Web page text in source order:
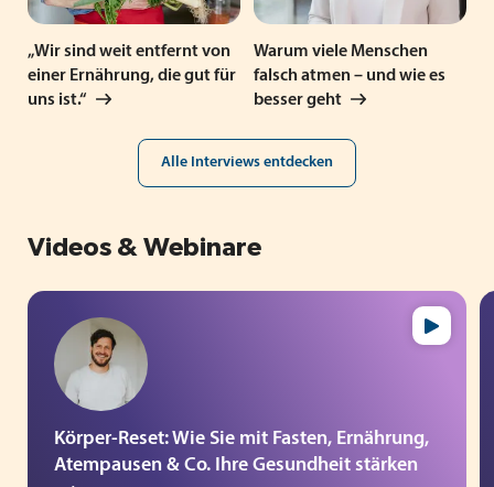
„Wir sind weit entfernt von
einer Ernährung, die gut für
uns ist.“
Warum viele Menschen
falsch atmen – und wie es
besser geht
Alle Interviews entdecken
Videos & Webinare
Körper-Reset: Wie Sie mit Fasten, Ernährung,
Atempausen & Co. Ihre Gesundheit stärken